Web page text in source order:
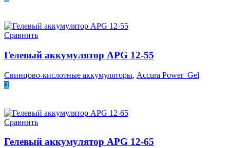
Сравнить
Гелевый аккумулятор APG 12-55
Свинцово-кислотные аккумуляторы, Accura Power Gel
Сравнить
Гелевый аккумулятор APG 12-65